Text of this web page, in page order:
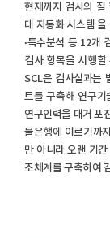
현재까지 검사의 질
대 자동화 시스템 을
·특수분석 등 12개
검사 항목을 시행
SCL은 검사실과는
트를 구축해 연구기
연구인력을 대거 포
물은행에 이르기까
만 아니라 오랜 기
조체계를 구축하여